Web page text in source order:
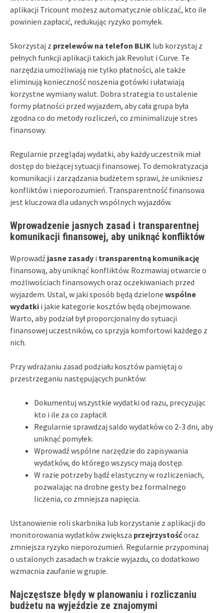
aplikacji Tricount możesz automatycznie obliczać, kto ile
powinien zapłacić, redukując ryzyko pomyłek.
Skorzystaj z przelewów na telefon BLIK lub korzystaj z
pełnych funkcji aplikacji takich jak Revolut i Curve. Te
narzędzia umożliwiają nie tylko płatności, ale także
eliminują konieczność noszenia gotówki i ułatwiają
korzystne wymiany walut. Dobra strategia to ustalenie
formy płatności przed wyjazdem, aby cała grupa była
zgodna co do metody rozliczeń, co zminimalizuje stres
finansowy.
Regularnie przeglądaj wydatki, aby każdy uczestnik miał
dostęp do bieżącej sytuacji finansowej. To demokratyzacja
komunikacji i zarządzania budżetem sprawi, że unikniesz
konfliktów i nieporozumień. Transparentność finansowa
jest kluczowa dla udanych wspólnych wyjazdów.
Wprowadzenie jasnych zasad i transparentnej
komunikacji finansowej, aby uniknąć konfliktów
Wprowadź jasne zasady i transparentną komunikację
finansową, aby uniknąć konfliktów. Rozmawiaj otwarcie o
możliwościach finansowych oraz oczekiwaniach przed
wyjazdem. Ustal, w jaki sposób będą dzielone wspólne
wydatki i jakie kategorie kosztów będą obejmowane.
Warto, aby podział był proporcjonalny do sytuacji
finansowej uczestników, co sprzyja komfortowi każdego z
nich.
Przy wdrażaniu zasad podziału kosztów pamiętaj o
przestrzeganiu następujących punktów:
Dokumentuj wszystkie wydatki od razu, precyzując
kto i ile za co zapłacił.
Regularnie sprawdzaj saldo wydatków co 2-3 dni, aby
uniknąć pomyłek.
Wprowadź wspólne narzędzie do zapisywania
wydatków, do którego wszyscy mają dostęp.
W razie potrzeby bądź elastyczny w rozliczeniach,
pozwalając na drobne gesty bez formalnego
liczenia, co zmniejsza napięcia.
Ustanowienie roli skarbnika lub korzystanie z aplikacji do
monitorowania wydatków zwiększa przejrzystośćoraz
zmniejsza ryzyko nieporozumień. Regularnie przypominaj
o ustalonych zasadach w trakcie wyjazdu, co dodatkowo
wzmacnia zaufanie w grupie.
Najczęstsze błędy w planowaniu i rozliczaniu
budżetu na wyjeździe ze znajomymi